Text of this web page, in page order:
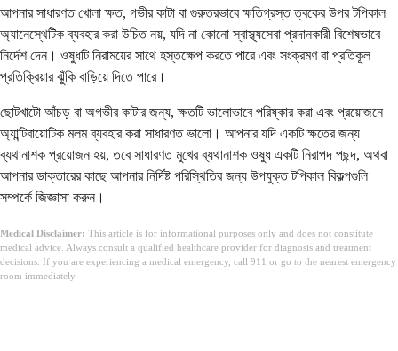
আপনার সাধারণত খোলা ক্ষত, গভীর কাটা বা গুরুতরভাবে ক্ষতিগ্রস্ত ত্বকের উপর টপিকাল
অ্যানেস্থেটিক ব্যবহার করা উচিত নয়, যদি না কোনো স্বাস্থ্যসেবা প্রদানকারী বিশেষভাবে
নির্দেশ দেন। ওষুধটি নিরাময়ের সাথে হস্তক্ষেপ করতে পারে এবং সংক্রমণ বা প্রতিকূল
প্রতিক্রিয়ার ঝুঁকি বাড়িয়ে দিতে পারে।
ছোটখাটো আঁচড় বা অগভীর কাটার জন্য, ক্ষতটি ভালোভাবে পরিষ্কার করা এবং প্রয়োজনে
অ্যান্টিবায়োটিক মলম ব্যবহার করা সাধারণত ভালো। আপনার যদি একটি ক্ষতের জন্য
ব্যথানাশক প্রয়োজন হয়, তবে সাধারণত মুখের ব্যথানাশক ওষুধ একটি নিরাপদ পছন্দ, অথবা
আপনার ডাক্তারের কাছে আপনার নির্দিষ্ট পরিস্থিতির জন্য উপযুক্ত টপিকাল বিকল্পগুলি
সম্পর্কে জিজ্ঞাসা করুন।
Medical Disclaimer: This article is for informational purposes only and does not constitute
medical advice. Always consult a qualified healthcare provider for diagnosis and treatment
decisions. If you are experiencing a medical emergency, call 911 or go to the nearest emergency
room immediately.